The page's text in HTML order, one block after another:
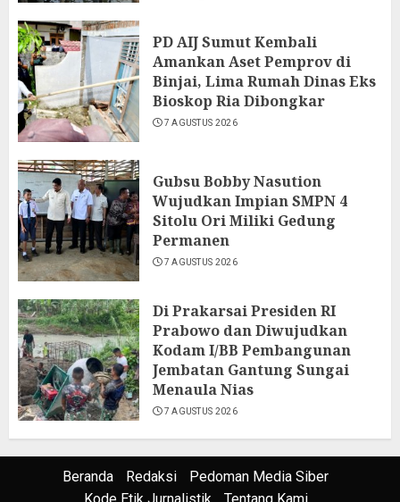
PD AIJ Sumut Kembali
Amankan Aset Pemprov di
Binjai, Lima Rumah Dinas Eks
Bioskop Ria Dibongkar
7 AGUSTUS 2026
Gubsu Bobby Nasution
Wujudkan Impian SMPN 4
Sitolu Ori Miliki Gedung
Permanen
7 AGUSTUS 2026
Di Prakarsai Presiden RI
Prabowo dan Diwujudkan
Kodam I/BB Pembangunan
Jembatan Gantung Sungai
Menaula Nias
7 AGUSTUS 2026
Beranda Redaksi
Pedoman Media Siber